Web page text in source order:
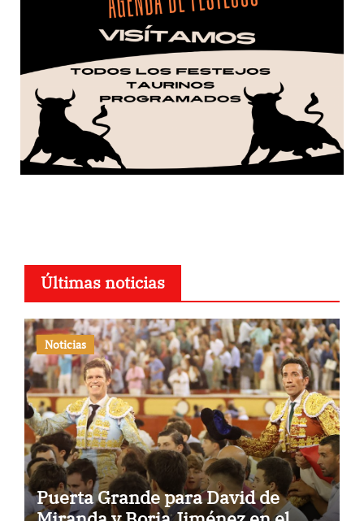
Últimas noticias
Noticias
Puerta Grande para David de